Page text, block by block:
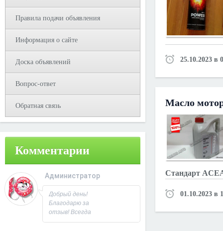
Правила подачи объявления
Информация о сайте
Доска объявлений
Вопрос-ответ
Обратная связь
Комментарии
Администратор
08.10.2023 - 09:31
Добрый день!
Благодарю за
отзыв! Всегда
рад
25.10.2023 в
Масло
Стандарт
01.10.2023 в